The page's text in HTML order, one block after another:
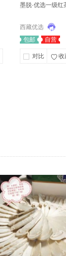
墨脱·优选一级红
西藏优选
包邮
自营
对比 收